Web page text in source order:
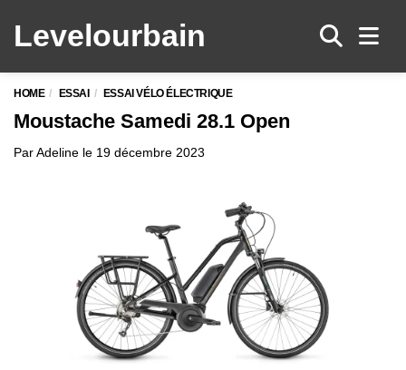
Levelourbain
HOME ESSAI ESSAI VÉLO ÉLECTRIQUE
Moustache Samedi 28.1 Open
ParAdeline le 19 décembre 2023